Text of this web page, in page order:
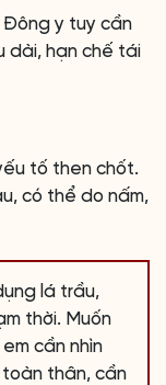
Đông y tuy cần
dài, hạn chế tái
tố then chốt.
có thể do nấm,
lá trầu,
thời. Muốn
cần nhìn
thân, cần